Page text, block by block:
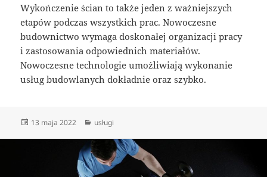
Wykończenie ścian to także jeden z ważniejszych
etapów podczas wszystkich prac. Nowoczesne
budownictwo wymaga doskonałej organizacji pracy
i zastosowania odpowiednich materiałów.
Nowoczesne technologie umożliwiają wykonanie
usług budowlanych dokładnie oraz szybko.
Data
13 maja 2022 Kategorie
usługi